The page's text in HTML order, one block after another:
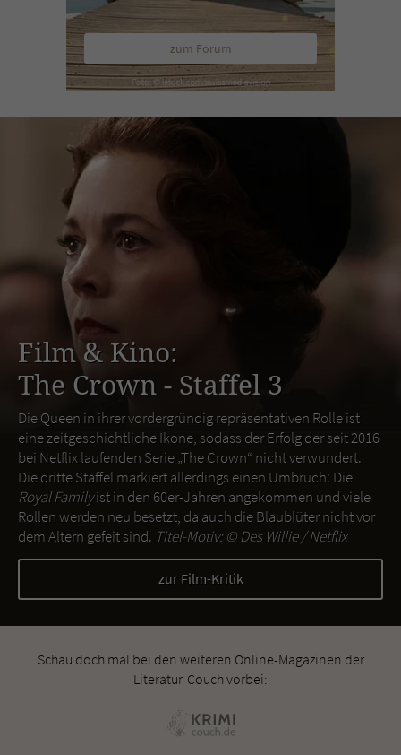
zum Forum
Film & Kino:
The Crown - Staffel 3
Die Queen in ihrer vordergründig repräsentativen Rolle ist
eine zeitgeschichtliche Ikone, sodass der Erfolg der seit 2016
bei Netflix laufenden Serie „The Crown“ nicht verwundert.
Die dritte Staffel markiert allerdings einen Umbruch: Die
Royal Familyist in den 60er-Jahren angekommen und viele
Rollen werden neu besetzt, da auch die Blaublüter nicht vor
dem Altern gefeit sind. Titel-Motiv: ©Des Willie / Netflix
zur Film-Kritik
Schau doch mal bei den weiteren Online-Magazinen der
Literatur-Couch vorbei: